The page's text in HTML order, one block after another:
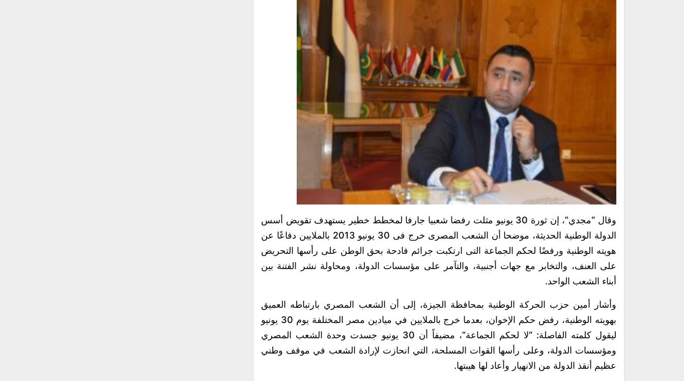
وقال “مجدي”، إن ثورة 30 يونيو مثلت رفضا شعبيا جارفا لمخطط خطير يستهدف تقويض أسس
الدولة الوطنية الحديثة، موضحا أن الشعب المصرى خرج فى 30 يونيو 2013 بالملايين دفاعًا عن
هويته الوطنية ورفضًا لحكم الجماعة التى ارتكبت جرائم فادحة بحق الوطن على رأسها التحريض
على العنف، والتخابر مع جهات أجنبية، والتآمر على مؤسسات الدولة، ومحاولة نشر الفتنة بين
أبناء الشعب الواحد.
وأشار أمين حزب الحركة الوطنية بمحافظة الجيزة، إلى أن الشعب المصري بارتباطه العميق
بهويته الوطنية، رفض حكم الإخوان، بعدما خرج بالملايين في ميادين مصر المختلفة يوم 30 يونيو
ليقول كلمته الفاصلة: “لا لحكم الجماعة”، مضيفاً أن 30 يونيو جسدت وحدة الشعب المصري
ومؤسسات الدولة، وعلى رأسها القوات المسلحة، التي انحازت لإرادة الشعب في موقف وطني
عظيم أنقذ الدولة من الانهيار وأعاد لها هيبتها.